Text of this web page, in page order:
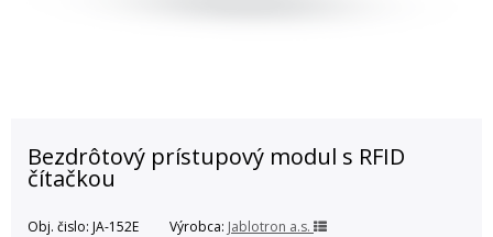
Bezdrôtový prístupový modul s RFID
čítačkou
Obj. čislo: JA-152E Výrobca: Jablotron a.s.